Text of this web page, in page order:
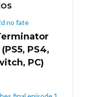
PS4,
PC)